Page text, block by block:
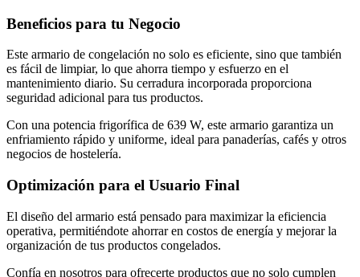
Beneficios para tu Negocio
Este armario de congelación no solo es eficiente, sino que también
es fácil de limpiar, lo que ahorra tiempo y esfuerzo en el
mantenimiento diario. Su cerradura incorporada proporciona
seguridad adicional para tus productos.
Con una potencia frigorífica de 639 W, este armario garantiza un
enfriamiento rápido y uniforme, ideal para panaderías, cafés y otros
negocios de hostelería.
Optimización para el Usuario Final
El diseño del armario está pensado para maximizar la eficiencia
operativa, permitiéndote ahorrar en costos de energía y mejorar la
organización de tus productos congelados.
Confía en nosotros para ofrecerte productos que no solo cumplen